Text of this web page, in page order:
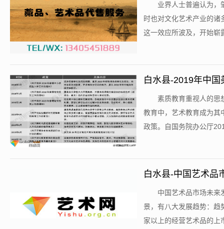
业界人士普遍认为，
时也对文化艺术产业的
这一效应所波及，开始崭
白水县-2019年中
素质教育重视人的思
教育中，艺术教育成为其
政策。自国务院办公厅
白水县-中国艺术品
中国艺术品市场未来
景，有八大发展趋势：
家以上的经营艺术品的上